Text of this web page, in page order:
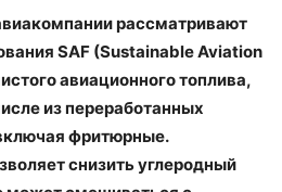
рассматривают
SAF (Sustainable Aviation
авиационного топлива,
из переработанных
фритюрные.
снизить углеродный